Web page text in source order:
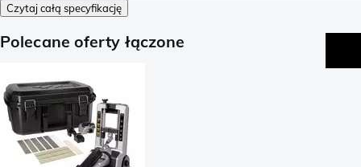
Czytaj całą specyfikację
Polecane oferty łączone